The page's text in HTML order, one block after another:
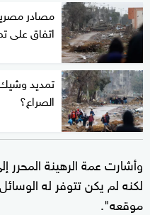
مصادر
اتفاق على
تمديد
الصراع؟
وأشارت عمة الرهينة المحرر
لكنه لم يكن تتوفر له
موقعه".